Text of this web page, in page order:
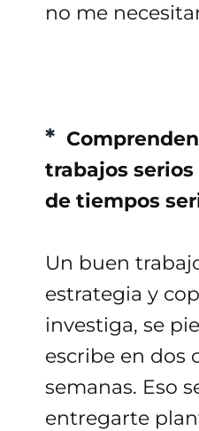
no me
*
trabajos
de tiempos
Un buen
estrategia y
investiga, se
escribe en dos
semanas. Eso
entregarte